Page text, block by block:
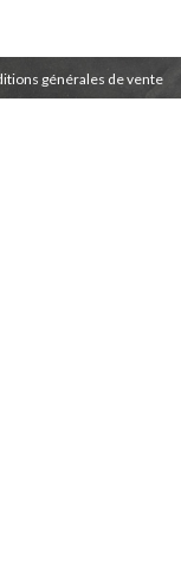
générales de vente